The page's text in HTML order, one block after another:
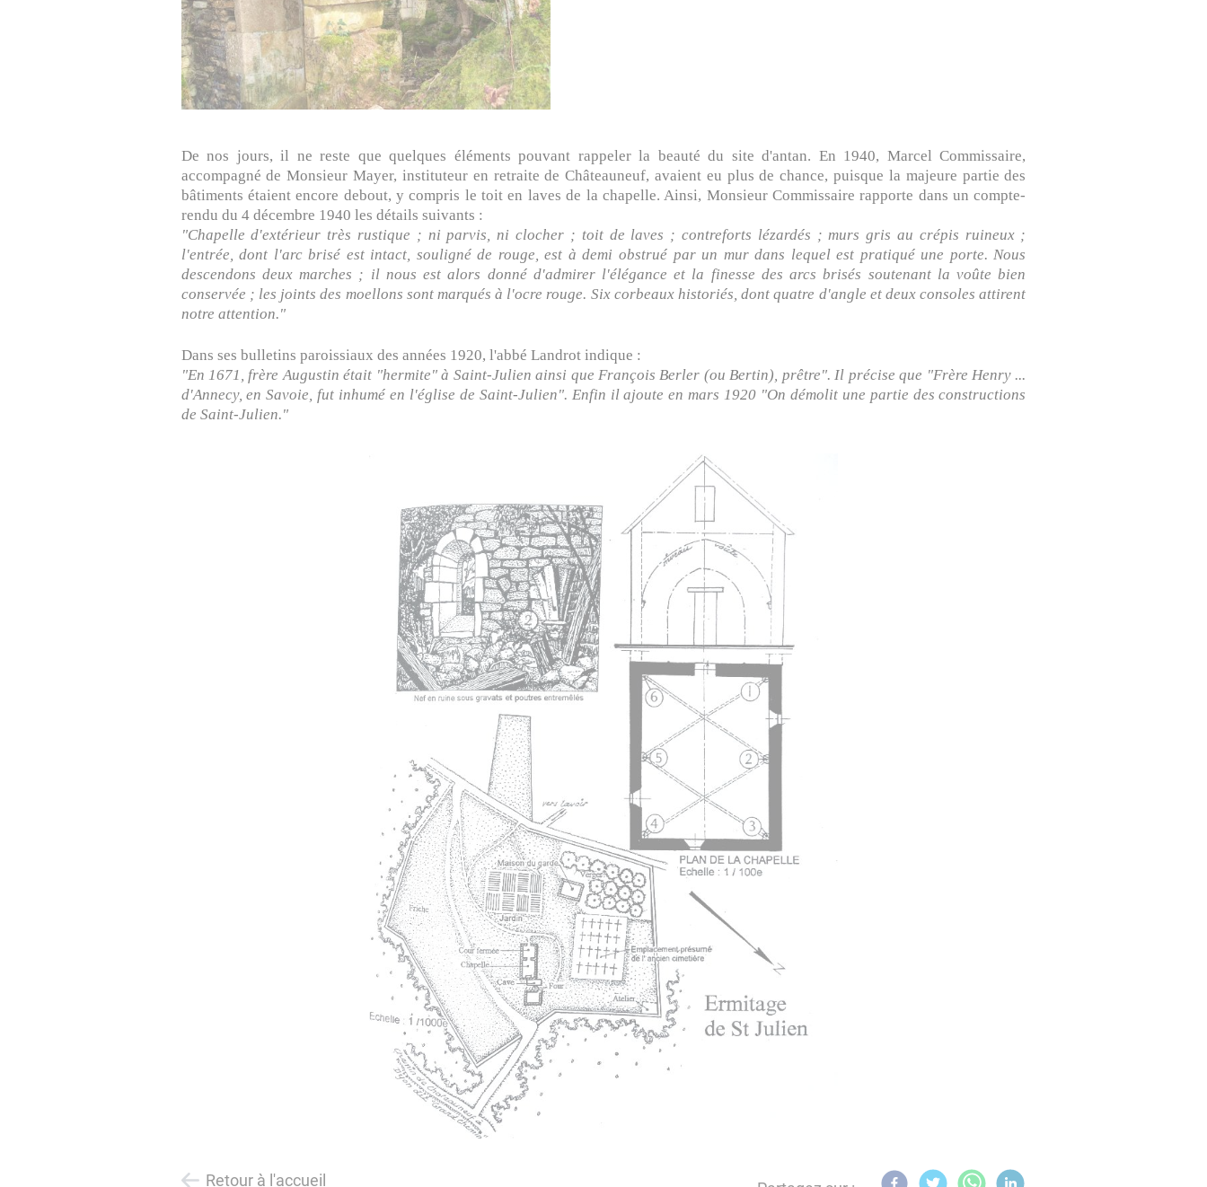
De nos jours, il ne reste que quelques éléments pouvant rappeler la beauté du site d'antan. En 1940, Marcel Commissaire,
accompagné de Monsieur Mayer, instituteur en retraite de Châteauneuf, avaient eu plus de chance, puisque la majeure partie des
bâtiments étaient encore debout, y compris le toit en laves de la chapelle. Ainsi, Monsieur Commissaire rapporte dans un compte-
rendu du 4 décembre 1940 les détails suivants :
"Chapelle d'extérieur très rustique ; ni parvis, ni clocher ; toit de laves ; contreforts lézardés ; murs gris au crépis ruineux ;
l'entrée, dont l'arc brisé est intact, souligné de rouge, est à demi obstrué par un mur dans lequel est pratiqué une porte. Nous
descendons deux marches ; il nous est alors donné d'admirer l'élégance et la finesse des arcs brisés soutenant la voûte bien
conservée ; les joints des moellons sont marqués à l'ocre rouge. Six corbeaux historiés, dont quatre d'angle et deux consoles attirent
notre attention."
Dans ses bulletins paroissiaux des années 1920, l'abbé Landrot indique :
"En 1671, frère Augustin était "hermite" à Saint-Julien ainsi que François Berler (ou Bertin), prêtre". Il précise que "Frère Henry ...
d'Annecy, en Savoie, fut inhumé en l'église de Saint-Julien". Enfin il ajoute en mars 1920 "On démolit une partie des constructions
de Saint-Julien."
Retour à l'accueil